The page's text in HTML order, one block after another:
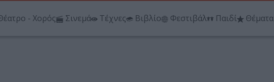
- Χορός Σινεμά Τέχνες Βιβλίο Φεστιβάλ Παιδί Θέματα